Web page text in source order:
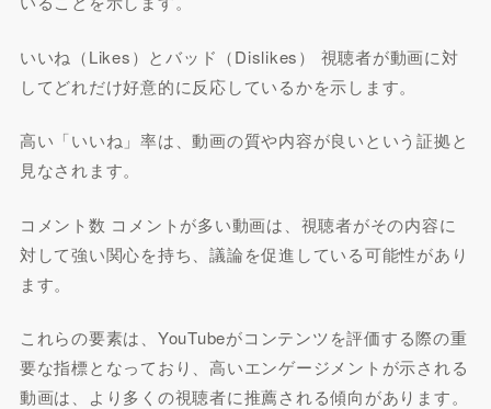
いいね（Likes）とバッド（Dislikes） 視聴者が動画に対
してどれだけ好意的に反応しているかを示します。
高い「いいね」率は、動画の質や内容が良いという証拠と
見なされます。
コメント数 コメントが多い動画は、視聴者がその内容に
対して強い関心を持ち、議論を促進している可能性があり
ます。
これらの要素は、YouTubeがコンテンツを評価する際の重
要な指標となっており、高いエンゲージメントが示される
動画は、より多くの視聴者に推薦される傾向があります。